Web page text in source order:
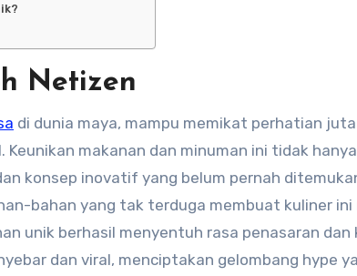
Netizen
di dunia maya, mampu memikat perhatian
makanan dan minuman ini tidak
konsep inovatif yang belum pernah
bahan yang tak terduga membuat kuliner
unik berhasil menyentuh rasa penasaran
dan viral, menciptakan gelombang hype